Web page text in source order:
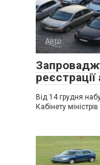
Авто
реєстрації
Від 14 грудня
Кабінету